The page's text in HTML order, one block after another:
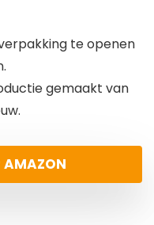
te openen
gemaakt van
AMAZON